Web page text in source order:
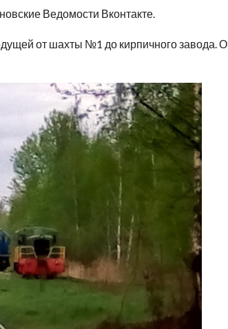
Ведомости Вконтакте.
от шахты №1 до кирпичного завода. О